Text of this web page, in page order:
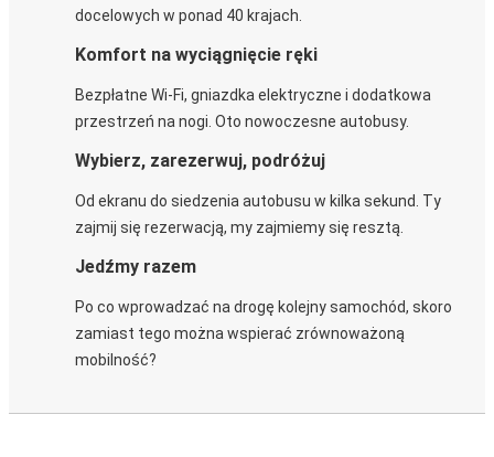
docelowych w ponad 40 krajach.
Komfort na wyciągnięcie ręki
Bezpłatne Wi-Fi, gniazdka elektryczne i dodatkowa
przestrzeń na nogi. Oto nowoczesne autobusy.
Wybierz, zarezerwuj, podróżuj
Od ekranu do siedzenia autobusu w kilka sekund. Ty
zajmij się rezerwacją, my zajmiemy się resztą.
Jedźmy razem
Po co wprowadzać na drogę kolejny samochód, skoro
zamiast tego można wspierać zrównoważoną
mobilność?